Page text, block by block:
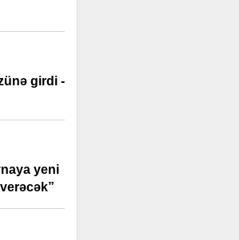
girdi -
yeni